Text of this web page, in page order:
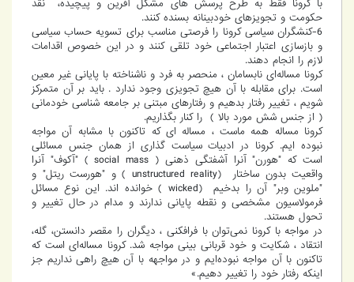
با کرونا فقط به طرح پرسش های مشکل آفرین و پیچیده، نقد
حکومت و تجویزهای خودبینانه بسنده کنند.
6-کنشگران سیاسی کرونا را فرصتی مناسب برای تسویه حساب سیاسی
و بازسازی اعتبار اجتماعی خود تلقی کنند و در این خصوص اقدامات
لازم را انجام دهند.
کرونا مساله‌ای نابسامان ، منحصر به فرد و ناشناخته با پایانی غیر معین
است. برای مقابله با آن هیچ تجویزی وجود ندارد . باید بر آن متمرکز
شویم ، تغییر رفتار بدهیم و رفتارهای مبتنی بر جامعه شناسی خودمانی
( از جنس شش مورد بالا ) را کنار بگذاریم.
کرونا مساله همه ماست ، مساله ای که تاکنون با مشابه آن مواجه
نبوده ایم. کرونا در ادبیات سیاست گذاری از همان جنس مسائلی
است که "هورن" آنرا آشفتگی ذهنی ( social mass ) "آکوف" آنرا
واقعیت بدون ساختار (unstructured reality ) و "هورست ریتل" و
"ملوین وبر" آن را بدخیم (wicked ) خوانده اند. این نوع مسائل
فرمولاسیون مشخصی و نقطه پایانی ندارند و مدام در حال تغییر و
تحول هستند.
در مواجه با کرونا نمی‌توان با فرافکنی ، دیگران را مقصر دانستن، گله،
انتقاد ، شکایت و خود قربانی بینی مواجه شد. کرونا مساله‌ای است که
تاکنون با آن مواجه نبوده‌ایم و در مواجهه با آن هیچ راهی نداریم جز
اینکه رفتار خود را تغییر دهیم.»